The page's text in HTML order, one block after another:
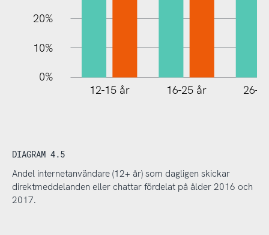
20%
10%
0%
12-15 år 16-25 år 26-
DIAGRAM 4.5
Andel internetanvändare (12+ år) som dagligen skickar
direktmeddelanden eller chattar fördelat på ålder 2016 och
2017.